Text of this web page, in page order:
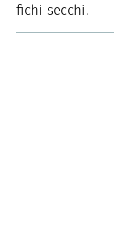
fichi secchi.